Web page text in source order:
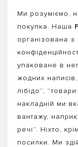
Ми розуміємо,
покупка. Наша
організована
упаковане в
жодних
лібідо”,
накладній ми
вантажу,
речі”. Ніхто,
посилки. Ми